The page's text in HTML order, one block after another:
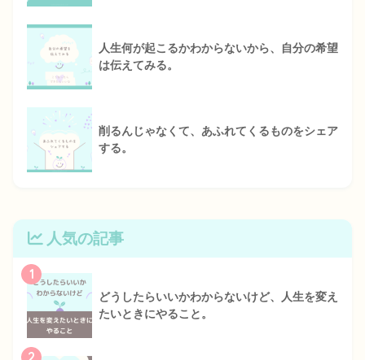
人生何が起こるかわからないから、自分の希望
は伝えてみる。
削るんじゃなくて、あふれてくるものをシェア
する。
人気の記事
1
どうしたらいいかわからないけど、人生を変え
たいときにやること。